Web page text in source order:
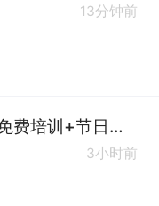
13分钟前
【大东禹】甜品师（工作餐+免费培训+节日福利）
3小时前